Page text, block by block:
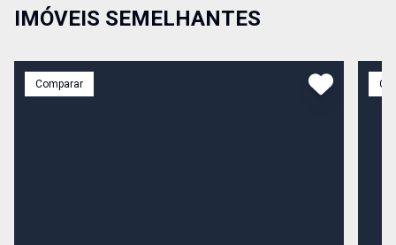
IMÓVEIS SEMELHANTES
Comparar